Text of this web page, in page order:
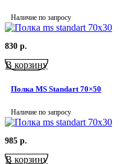
Наличие по запросу
830 р.
В корзину
Полка MS Standart 70×50
Наличие по запросу
985 р.
В корзину